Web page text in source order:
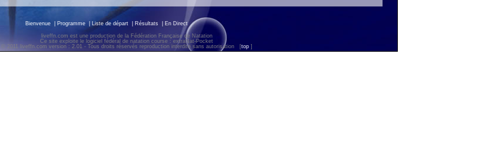
Bienvenue Programme Liste de départ Résultats En Direct
liveffn.com est une production de la Fédération Française de Natation
Ce site exploite le logiciel fédéral de natation course : extraNat-Pocket
© 2011 liveffn.com version : 2.01 - Tous droits réservés reproduction interdite sans autorisation
[top ]